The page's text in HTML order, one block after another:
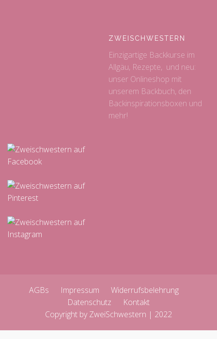
ZWEISCHWESTERN
Einzigartige Backkurse im
Allgäu, Rezepte, und neu:
unser Onlineshop mit
unserem Backbuch, den
Backinspirationsboxen und
mehr!
AGBs Impressum
Widerrufsbelehrung
Datenschutz
Kontakt
Copyright by ZweiSchwestern | 2022